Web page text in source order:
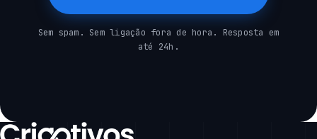
Sem spam. Sem ligação fora de hora. Resposta em
até 24h.